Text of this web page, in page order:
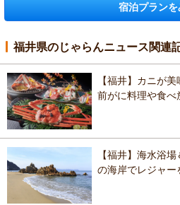
宿泊プランを
福井県のじゃらんニュース関連
【福井】カニが
前がに料理や食
【福井】海水浴
の海岸でレジャー